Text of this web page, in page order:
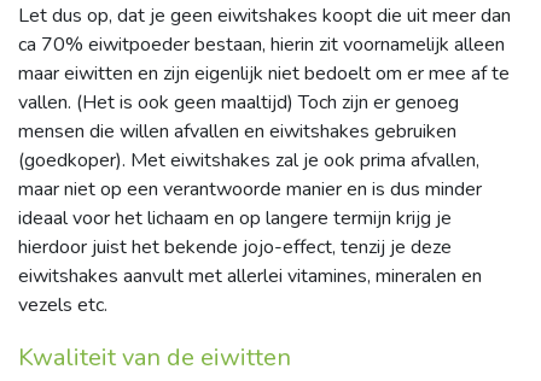
Let dus op, dat je geen eiwitshakes koopt die uit meer dan
ca 70% eiwitpoeder bestaan, hierin zit voornamelijk alleen
maar eiwitten en zijn eigenlijk niet bedoelt om er mee af te
vallen. (Het is ook geen maaltijd) Toch zijn er genoeg
mensen die willen afvallen en eiwitshakes gebruiken
(goedkoper). Met eiwitshakes zal je ook prima afvallen,
maar niet op een verantwoorde manier en is dus minder
ideaal voor het lichaam en op langere termijn krijg je
hierdoor juist het bekende jojo-effect, tenzij je deze
eiwitshakes aanvult met allerlei vitamines, mineralen en
vezels etc.
Kwaliteit van de eiwitten